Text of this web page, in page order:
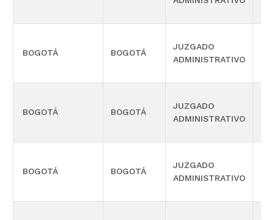
BOGOTÁ BOGOTÁ
JUZGADO
ADMINISTRATIVO
BOGOTÁ BOGOTÁ
JUZGADO
ADMINISTRATIVO
BOGOTÁ BOGOTÁ
JUZGADO
ADMINISTRATIVO